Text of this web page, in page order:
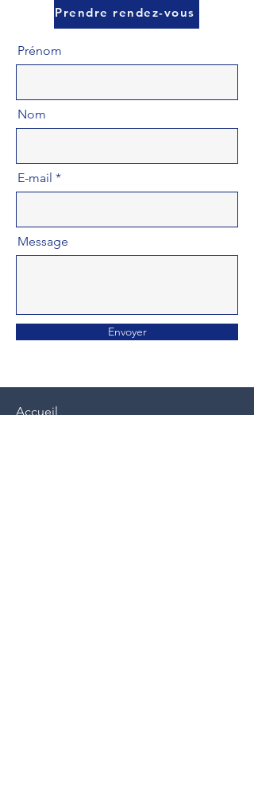
Prendre rendez-vous
Prénom
Nom
E-mail
Message
Envoyer
Accueil